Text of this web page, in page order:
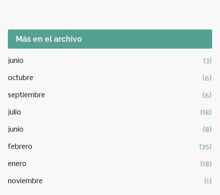
Más en el archivo
junio (3)
octubre (6)
septiembre (6)
julio (18)
junio (8)
febrero (35)
enero (18)
noviembre (1)